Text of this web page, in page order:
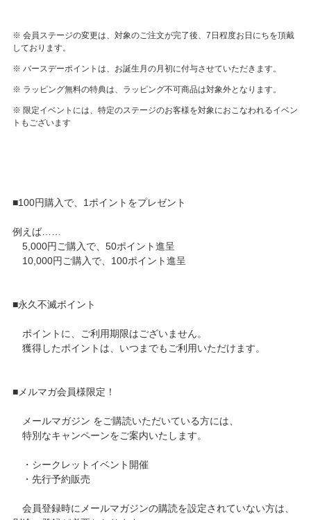
※ 会員ステージの変更は、対象のご注文が完了後、7日程度お日にちを頂戴
しております。
※ バースデーポイントは、お誕生月の月初に付与させていただきます。
※ ラッピング無料の特典は、ラッピング不可商品は対象外となります。
※ 限定イベントには、特定のステージのお客様を対象におこなわれるイベン
トもございます
■100円購入で、1ポイントをプレゼント
例えば……
5,000円ご購入で、50ポイント進呈
10,000円ご購入で、100ポイント進呈
■永久不滅ポイント
ポイントに、ご利用期限はございません。
獲得したポイントは、いつまでもご利用いただけます。
■メルマガ会員様限定！
メールマガジン をご購読いただいている方には、
特別なキャンペーンをご案内いたします。
・シークレットイベント開催
・先行予約販売
会員登録時にメールマガジンの購読を設定されていない方は、